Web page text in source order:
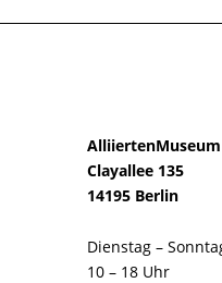
AlliiertenMuseum
Clayallee 135
14195 Berlin
Dienstag –
10 – 18 Uhr